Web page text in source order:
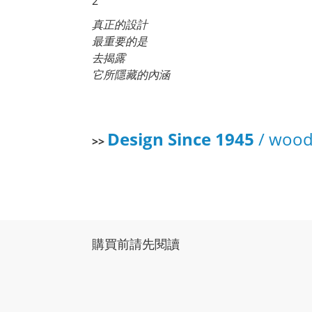
真正的設計
最重要的是
去揭露
它所隱藏的內涵
>> Design Since 1945 /
購買前請先閱讀